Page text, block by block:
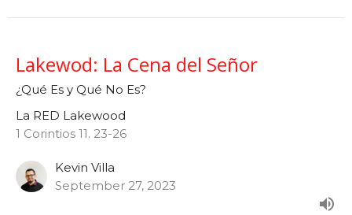
Lakewod: La Cena del Señor
¿Qué Es y Qué No Es?
La RED Lakewood
1 Corintios 11. 23-26
Kevin Villa
September 27, 2023